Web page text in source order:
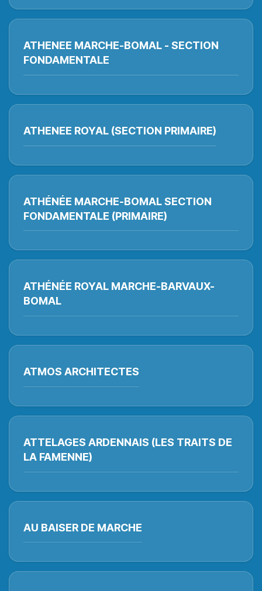
ATHENEE MARCHE-BOMAL - SECTION
FONDAMENTALE
ATHENEE ROYAL (SECTION PRIMAIRE)
ATHÉNÉE MARCHE-BOMAL SECTION
FONDAMENTALE (PRIMAIRE)
ATHÉNÉE ROYAL MARCHE-BARVAUX-
BOMAL
ATMOS ARCHITECTES
ATTELAGES ARDENNAIS (LES TRAITS DE
LA FAMENNE)
AU BAISER DE MARCHE